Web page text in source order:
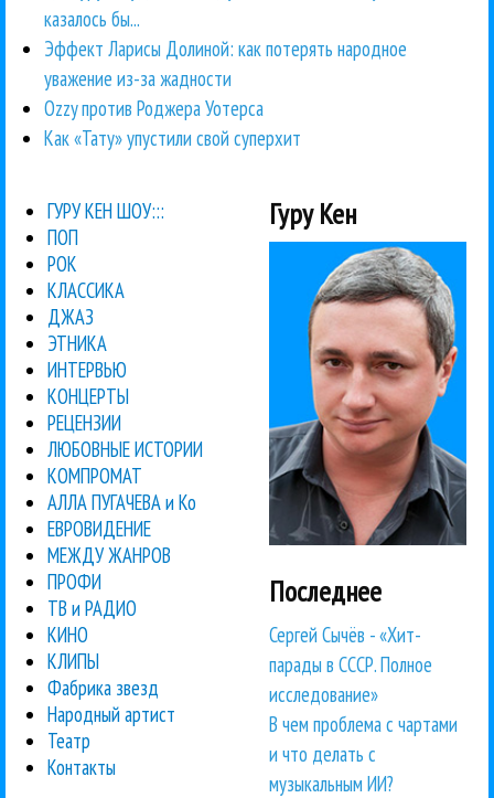
казалось бы...
Эффект Ларисы Долиной: как потерять народное
уважение из-за жадности
Ozzy против Роджера Уотерса
Как «Тату» упустили свой суперхит
ГУРУ КЕН ШОУ:::
ПОП
РОК
КЛАССИКА
ДЖАЗ
ЭТНИКА
ИНТЕРВЬЮ
КОНЦЕРТЫ
РЕЦЕНЗИИ
ЛЮБОВНЫЕ ИСТОРИИ
КОМПРОМАТ
АЛЛА ПУГАЧЕВА и Ко
ЕВРОВИДЕНИЕ
МЕЖДУ ЖАНРОВ
ПРОФИ
ТВ и РАДИО
КИНО
КЛИПЫ
Фабрика звезд
Народный артист
Театр
Контакты
Гуру Кен
Последнее
Сергей Сычёв - «Хит-
парады в СССР. Полное
исследование»
В чем проблема с чартами
и что делать с
музыкальным ИИ?